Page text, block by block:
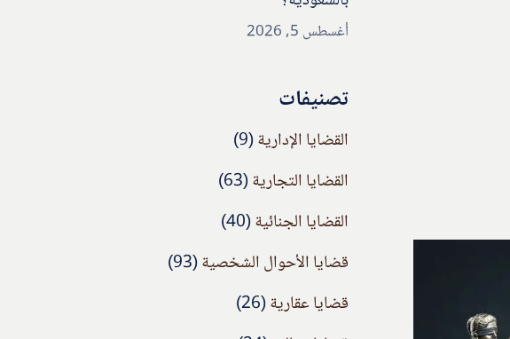
أغسطس 5, 2026
تصنيفات
القضايا الإدارية(9)
القضايا التجارية(63)
القضايا الجنائية(40)
قضايا الأحوال الشخصية(93)
قضايا عقارية(26)